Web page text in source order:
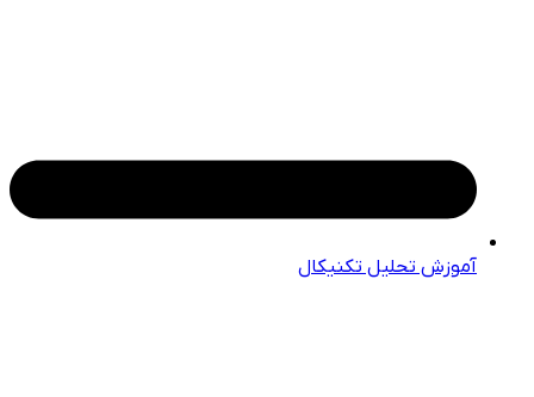
آموزش تحلیل تکنیکال